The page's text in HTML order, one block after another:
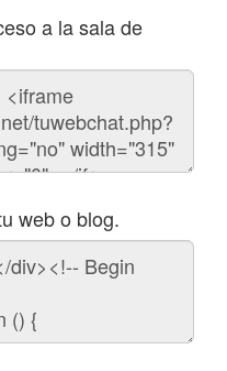
a la sala de
web o blog.